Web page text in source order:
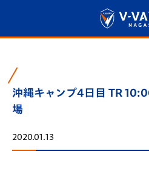
沖縄キャンプ4日目 TR
場
2020.01.13